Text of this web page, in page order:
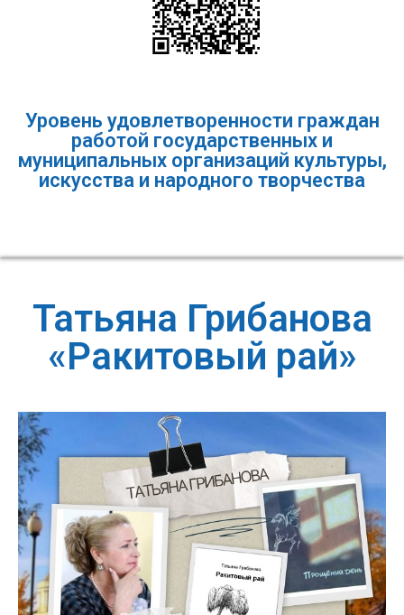
Уровень удовлетворенности граждан
работой государственных и
муниципальных организаций культуры,
искусства и народного творчества
Татьяна Грибанова
«Ракитовый рай»